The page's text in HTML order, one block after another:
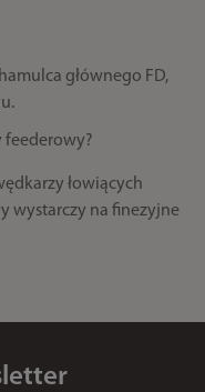
głównego FD,
feederowy?
łowiących
wystarczy na finezyjne